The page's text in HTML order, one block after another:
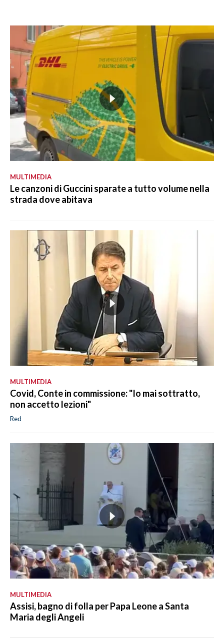
MULTIMEDIA
Le canzoni di Guccini sparate a tutto volume nella
strada dove abitava
MULTIMEDIA
Covid, Conte in commissione: "Io mai sottratto,
non accetto lezioni"
Red
MULTIMEDIA
Assisi, bagno di folla per Papa Leone a Santa
Maria degli Angeli